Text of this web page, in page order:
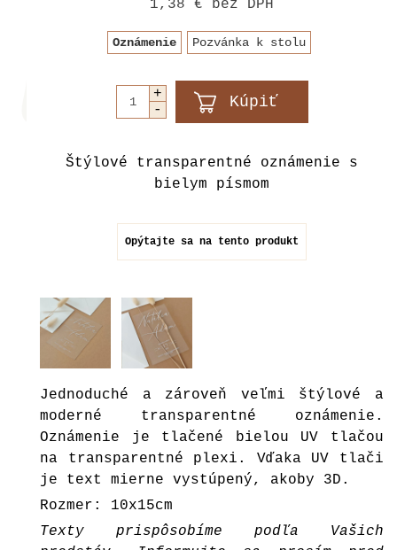
1,38 € bez DPH
Oznámenie Pozvánka k stolu
Štýlové transparentné oznámenie s
bielym písmom
Opýtajte sa na tento produkt
Jednoduché a zároveň veľmi štýlové a
moderné transparentné oznámenie.
Oznámenie je tlačené bielou UV tlačou
na transparentné plexi. Vďaka UV tlači
je text mierne vystúpený, akoby 3D.
Rozmer: 10x15cm
Texty prispôsobíme podľa Vašich